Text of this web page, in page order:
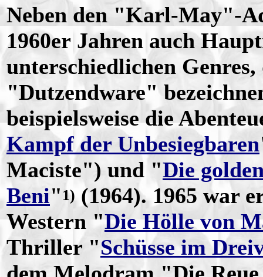
Neben den "Karl-May"-
1960er Jahren auch
unterschiedlichen
"Dutzendware"
beispielsweise die
Kampf der Unbesiegbaren
Maciste") und "Die
Beni" 1)(1964). 1965 war
Western "Die Hölle von
Thriller "Schüsse im